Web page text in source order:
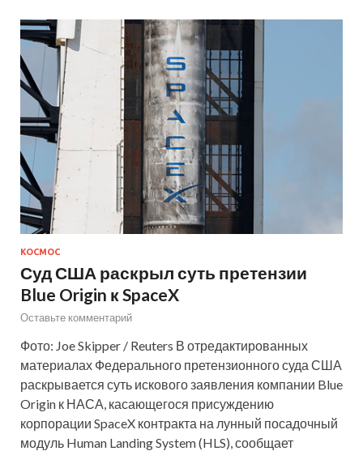
КОСМОС
Суд США раскрыл суть претензии
Blue Origin к SpaceX
Оставьте комментарий
Фото: Joe Skipper / Reuters В отредактированных
материалах Федерального претензионного суда США
раскрывается суть искового заявления компании Blue
Origin к НАСА, касающегося присуждению
корпорации SpaceX контракта на лунный посадочный
модуль Human Landing System (HLS), сообщает